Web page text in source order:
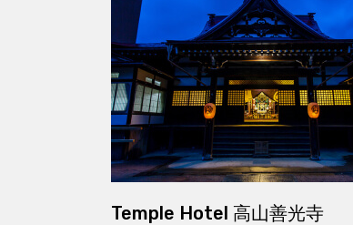
Temple Hotel 高山善光寺